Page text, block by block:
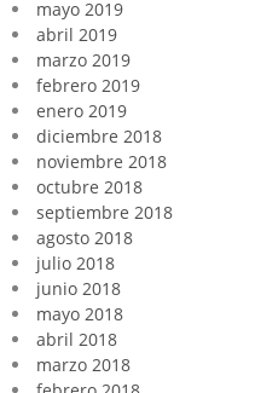
mayo 2019
abril 2019
marzo 2019
febrero 2019
enero 2019
diciembre 2018
noviembre 2018
octubre 2018
septiembre 2018
agosto 2018
julio 2018
junio 2018
mayo 2018
abril 2018
marzo 2018